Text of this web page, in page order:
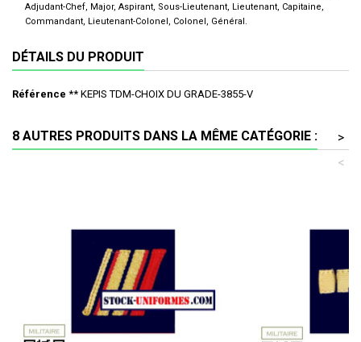
Adjudant-Chef, Major, Aspirant, Sous-Lieutenant, Lieutenant, Capitaine,
Commandant, Lieutenant-Colonel, Colonel, Général.
DÉTAILS DU PRODUIT
Référence ** KEPIS TDM-CHOIX DU GRADE-3855-V
8 AUTRES PRODUITS DANS LA MÊME CATÉGORIE :
>
<